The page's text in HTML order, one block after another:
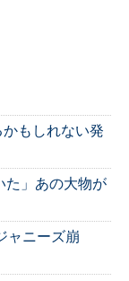
もしれない発
た」あの大物が
ャニーズ崩